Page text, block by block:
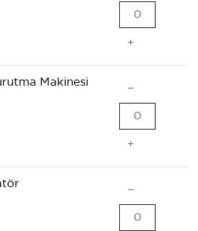
0
+
Makinesi −
0
+
−
0